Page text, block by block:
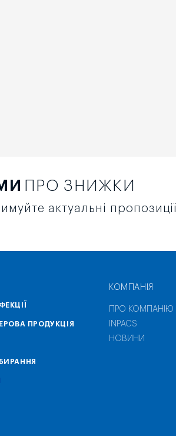
ПРО ЗНИЖКИ
актуальні пропозиції
ПРОДУКЦІЯ
КОМПАНІЯ
ПРО КОМПАНІЮ
INPACS
НОВИНИ